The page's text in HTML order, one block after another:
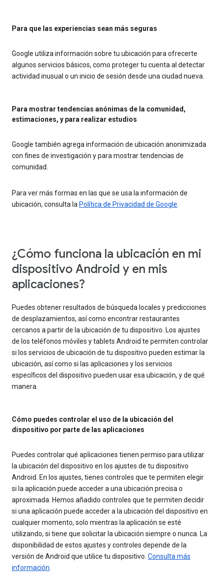
Para que las experiencias sean más seguras
Google utiliza información sobre tu ubicación para ofrecerte
algunos servicios básicos, como proteger tu cuenta al detectar
actividad inusual o un inicio de sesión desde una ciudad nueva.
Para mostrar tendencias anónimas de la comunidad,
estimaciones, y para realizar estudios
Google también agrega información de ubicación anonimizada
con fines de investigación y para mostrar tendencias de
comunidad.
Para ver más formas en las que se usa la información de
ubicación, consulta la Política de Privacidad de Google
¿Cómo funciona la ubicación en mi
dispositivo Android y en mis
aplicaciones?
Puedes obtener resultados de búsqueda locales y predicciones
de desplazamientos, así como encontrar restaurantes
cercanos a partir de la ubicación de tu dispositivo. Los ajustes
de los teléfonos móviles y tablets Android te permiten controlar
si los servicios de ubicación de tu dispositivo pueden estimar la
ubicación, así como si las aplicaciones y los servicios
específicos del dispositivo pueden usar esa ubicación, y de qué
manera.
Cómo puedes controlar el uso de la ubicación del
dispositivo por parte de las aplicaciones
Puedes controlar qué aplicaciones tienen permiso para utilizar
la ubicación del dispositivo en los ajustes de tu dispositivo
Android. En los ajustes, tienes controles que te permiten elegir
si la aplicación puede acceder a una ubicación precisa o
aproximada. Hemos añadido controles que te permiten decidir
si una aplicación puede acceder a la ubicación del dispositivo en
cualquier momento, solo mientras la aplicación se esté
utilizando, si tiene que solicitar la ubicación siempre o nunca. La
disponibilidad de estos ajustes y controles depende de la
versión de Android que utilice tu dispositivo. Consulta más
información